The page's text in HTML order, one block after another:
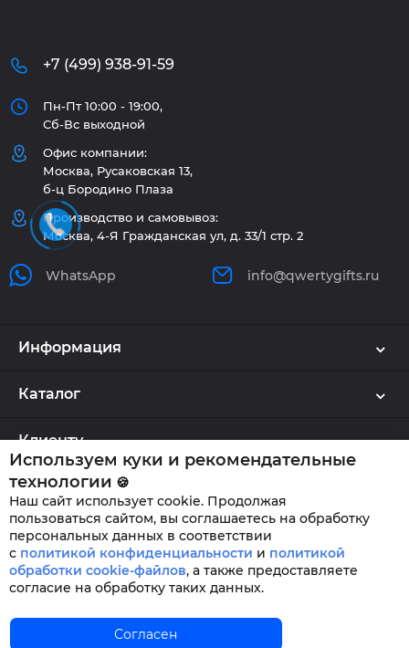
+7 (499) 938-91-59
Пн-Пт 10:00 - 19:00,
Сб-Вс выходной
Офис компании:
Москва, Русаковская 13,
б-ц Бородино Плаза
Производство и самовывоз:
Москва, 4-Я Гражданская ул, д. 33/1 стр. 2
WhatsApp info@qwertygifts.ru
Информация
Каталог
Клиенту
QWERTYGIFTS © 2026
Используем куки и рекомендательные
технологии 🍪
Наш сайт использует cookie. Продолжая
пользоваться сайтом, вы соглашаетесь на обработку
персональных данных в соответствии
с политикой конфиденциальности и политикой
обработки cookie-файлов, а также предоставляете
согласие на обработку таких данных.
Согласен